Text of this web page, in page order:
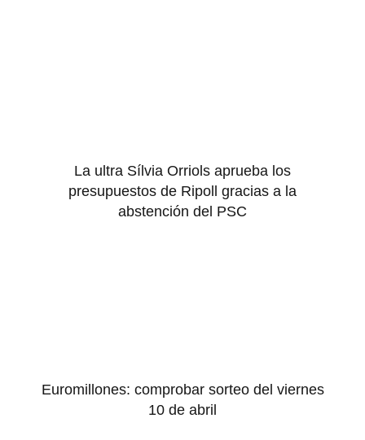
La ultra Sílvia Orriols aprueba los
presupuestos de Ripoll gracias a la
abstención del PSC
Euromillones: comprobar sorteo del viernes
10 de abril